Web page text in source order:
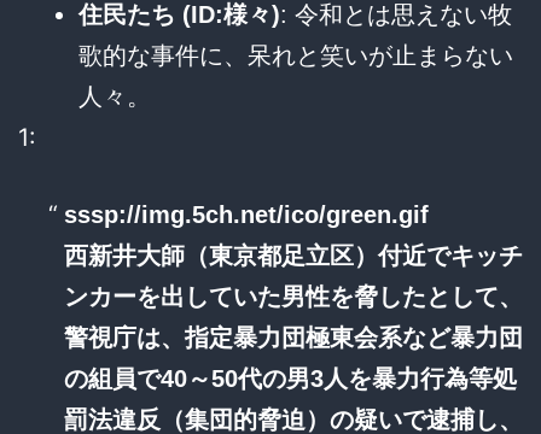
住民たち (ID:様々): 令和とは思えない牧
歌的な事件に、呆れと笑いが止まらない
人々。
1:
sssp://img.5ch.net/ico/green.gif
西新井大師（東京都足立区）付近でキッチ
ンカーを出していた男性を脅したとして、
警視庁は、指定暴力団極東会系など暴力団
の組員で40～50代の男3人を暴力行為等処
罰法違反（集団的脅迫）の疑いで逮捕し、